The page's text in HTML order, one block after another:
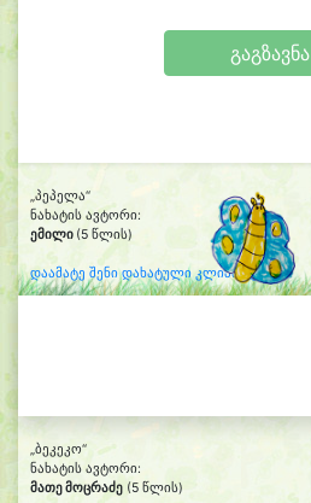
გაგზავნა
„პეპელა“
ნახატის ავტორი:
ემილი (5 წლის)
დაამატე შენი დახატული კლიპარტი
„ბეკეკო“
ნახატის ავტორი:
მათე მოცრაძე (5 წლის)